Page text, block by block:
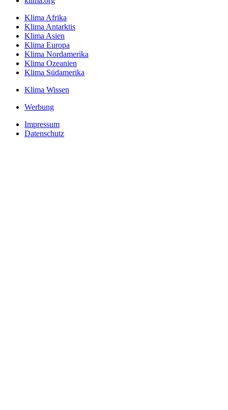
Klima Afrika
Klima Antarktis
Klima Asien
Klima Europa
Klima Nordamerika
Klima Ozeanien
Klima Südamerika
Klima Wissen
Werbung
Impressum
Datenschutz